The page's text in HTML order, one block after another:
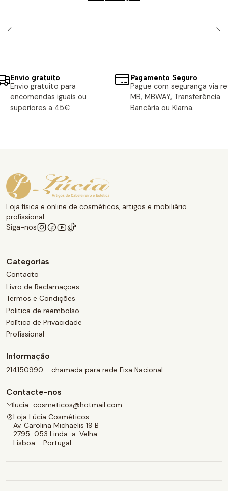
Envio gratuito
Envio gratuito para
encomendas iguais ou
superiores a 45€
Pagamento Seguro
Pague com segurança via
MB, MBWAY, Transferência
Bancária ou Klarna.
Loja física e online de cosméticos, artigos e mobiliário
profissional.
Siga-nos
Categorias
Contacto
Livro de Reclamações
Termos e Condições
Politica de reembolso
Política de Privacidade
Profissional
Informação
214150990 - chamada para rede Fixa Nacional
Contacte-nos
lucia_cosmeticos@hotmail.com
Loja Lúcia Cosméticos
Av. Carolina Michaelis 19 B
2795-053 Linda-a-Velha
Lisboa - Portugal